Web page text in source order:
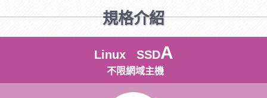
規格介紹
Linux SSDA
不限網域主機